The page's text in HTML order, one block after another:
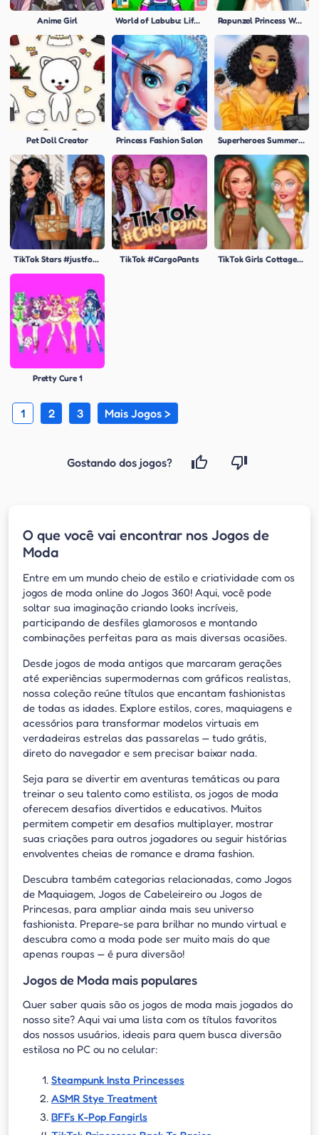
Anime Girl World of Labubu: Life and Creativity Rapunzel Princess Wedding
Pet Doll Creator Princess Fashion Salon Superheroes Summer Trends
TikTok Stars #justforfun TikTok #CargoPants TikTok Girls Cottagecore
Pretty Cure 1
1 2 3 Mais Jogos >
Gostando dos jogos?
O que você vai encontrar nos Jogos de
Moda
Entre em um mundo cheio de estilo e criatividade com os
jogos de moda online do Jogos 360! Aqui, você pode
soltar sua imaginação criando looks incríveis,
participando de desfiles glamorosos e montando
combinações perfeitas para as mais diversas ocasiões.
Desde jogos de moda antigos que marcaram gerações
até experiências supermodernas com gráficos realistas,
nossa coleção reúne títulos que encantam fashionistas
de todas as idades. Explore estilos, cores, maquiagens e
acessórios para transformar modelos virtuais em
verdadeiras estrelas das passarelas — tudo grátis,
direto do navegador e sem precisar baixar nada.
Seja para se divertir em aventuras temáticas ou para
treinar o seu talento como estilista, os jogos de moda
oferecem desafios divertidos e educativos. Muitos
permitem competir em desafios multiplayer, mostrar
suas criações para outros jogadores ou seguir histórias
envolventes cheias de romance e drama fashion.
Descubra também categorias relacionadas, como Jogos
de Maquiagem, Jogos de Cabeleireiro ou Jogos de
Princesas, para ampliar ainda mais seu universo
fashionista. Prepare-se para brilhar no mundo virtual e
descubra como a moda pode ser muito mais do que
apenas roupas — é pura diversão!
Jogos de Moda mais populares
Quer saber quais são os jogos de moda mais jogados do
nosso site? Aqui vai uma lista com os títulos favoritos
dos nossos usuários, ideais para quem busca diversão
estilosa no PC ou no celular:
Steampunk Insta Princesses
ASMR Stye Treatment
BFFs K-Pop Fangirls